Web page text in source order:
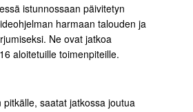
istunnossaan päivitetyn
harmaan talouden ja
Ne ovat jatkoa
aloitetuille toimenpiteille.
saatat jatkossa joutua